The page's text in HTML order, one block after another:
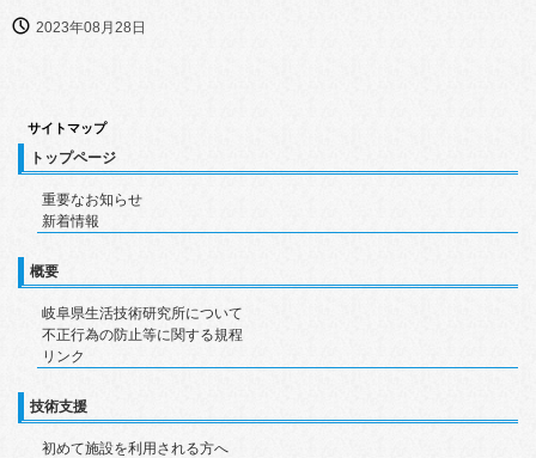
2023年08月28日
サイトマップ
トップページ
重要なお知らせ
新着情報
概要
岐阜県生活技術研究所について
不正行為の防止等に関する規程
リンク
技術支援
初めて施設を利用される方へ